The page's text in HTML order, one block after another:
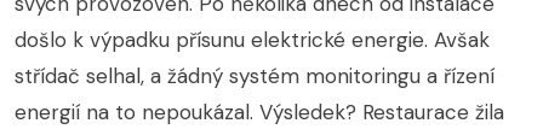
došlo k výpadku přísunu elektrické energie. Avšak
střídač selhal, a žádný systém monitoringu a řízení
energií na to nepoukázal. Výsledek? Restaurace žila